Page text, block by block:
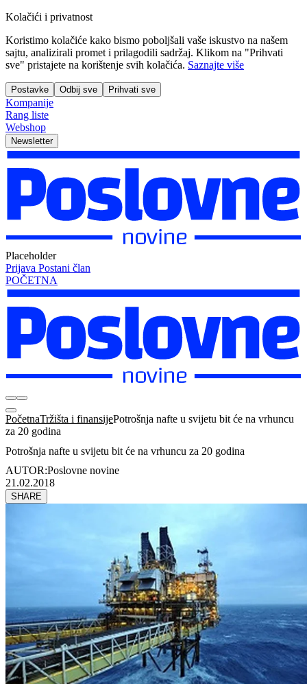
Kolačići i privatnost
Koristimo kolačiće kako bismo poboljšali vaše iskustvo na našem
sajtu, analizirali promet i prilagodili sadržaj. Klikom na "Prihvati
sve" pristajete na korištenje svih kolačića. Saznajte više
Postavke Odbij sve Prihvati sve
Kompanije
Rang liste
Webshop
Newsletter
Placeholder
Prijava Postani član
POČETNA
PočetnaTržišta i finansijePotrošnja nafte u svijetu bit će na vrhuncu
za 20 godina
Potrošnja nafte u svijetu bit će na vrhuncu za 20 godina
AUTOR:Poslovne novine
21.02.2018
SHARE